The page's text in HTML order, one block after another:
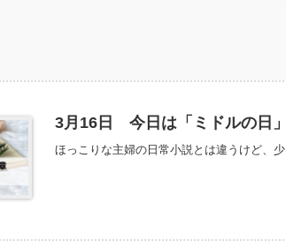
3月16日 今日は「ミドルの日」
ほっこりな主婦の日常小説とは違うけど、